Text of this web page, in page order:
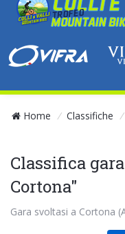
Home / Classifiche /
Classifica
Cortona"
Gara svoltasi a Cortona